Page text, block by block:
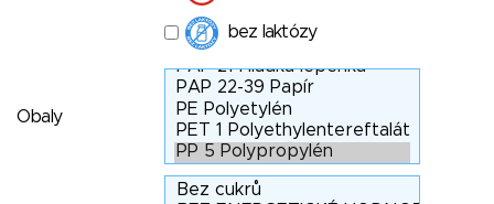
bez laktózy
Obaly